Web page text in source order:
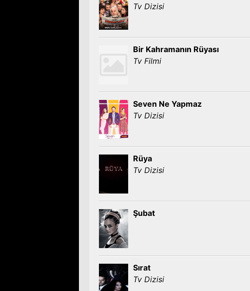
Tv Dizisi
Bir Kahramanın Rüyası
Tv Filmi
Seven Ne Yapmaz
Tv Dizisi
Rüya
Tv Dizisi
Şubat
Sırat
Tv Dizisi